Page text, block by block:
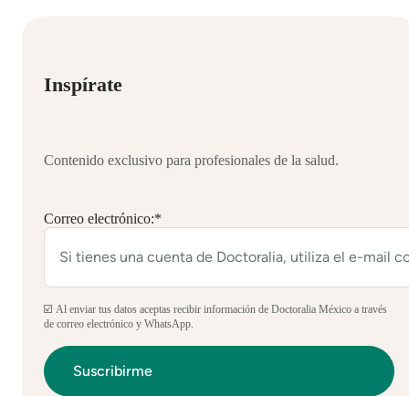
Inspírate
Contenido exclusivo para profesionales de la salud.
Correo electrónico:*
☑️ Al enviar tus datos aceptas recibir información de Doctoralia México a través
de correo electrónico y WhatsApp.